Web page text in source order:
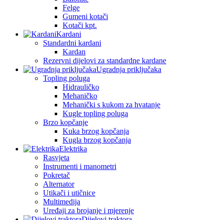
Felge
Gumeni kotači
Kotači kpt.
Kardani
Standardni kardani
Kardan
Rezervni dijelovi za standardne kardane
Ugradnja priključaka
Topling poluga
Hidrauličko
Mehaničko
Mehanički s kukom za hvatanje
Kugle topling poluga
Brzo kopčanje
Kuka brzog kopčanja
Kugla brzog kopčanja
Elektrika
Rasvjeta
Instrumenti i manometri
Pokretač
Alternator
Utikači i utičnice
Multimedija
Uređaji za brojanje i mjerenje